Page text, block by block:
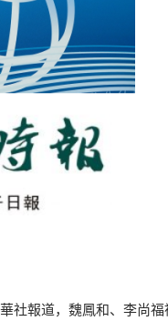
社報道，魏鳳和、李尚